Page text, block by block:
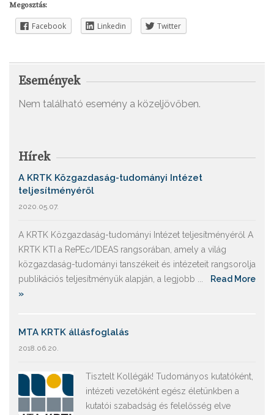
Megosztás:
Facebook Linkedin Twitter
Események
Nem található esemény a közeljövőben.
Hírek
A KRTK Közgazdaság-tudományi Intézet
teljesítményéről
2020.05.07.
A KRTK Közgazdaság-tudományi Intézet teljesítményéről A
KRTK KTI a RePEc/IDEAS rangsorában, amely a világ
közgazdaság-tudományi tanszékeit és intézeteit rangsorolja
publikációs teljesítményük alapján, a legjobb ...
Read More
»
MTA KRTK állásfoglalás
2018.06.20.
Tisztelt Kollégák! Tudományos kutatóként,
intézeti vezetőként egész életünkben a
kutatói szabadság és felelősség elve